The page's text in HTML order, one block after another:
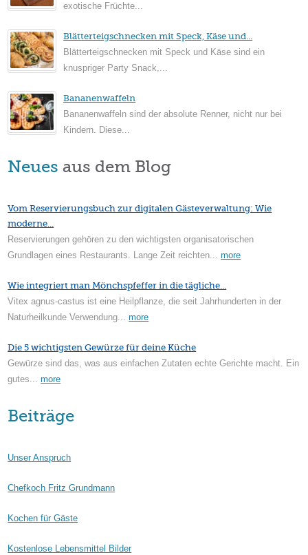
exotische Früchte...
Blätterteigschnecken mit Speck, Käse und...
Blätterteigschnecken mit Speck und Käse sind ein
knuspriger Party Snack,...
Bananenwaffeln
Bananenwaffeln sind der absolute Renner, nicht nur bei
Kindern. Diese...
Neues aus dem Blog
Vom Reservierungsbuch zur digitalen Gästeverwaltung: Wie
moderne...
Reservierungen gehören zu den wichtigsten organisatorischen
Grundlagen eines Restaurants. Lange Zeit reichten...more
Wie integriert man Mönchspfeffer in die tägliche...
Vitex agnus-castus ist eine Heilpflanze, die seit Jahrhunderten in der
Naturheilkunde Verwendung...more
Die 5 wichtigsten Gewürze für deine Küche
Gewürze sind das, was aus einfachen Zutaten echte Gerichte macht. Ein
gutes...more
Beiträge
Unser Anspruch
Chefkoch Fritz Grundmann
Kochen für Gäste
Kostenlose Lebensmittel Bilder